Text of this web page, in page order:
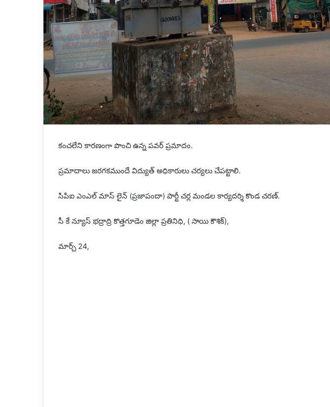
కంచలేని కారణంగా పొంచి ఉన్న పవర్ ప్రమాదం.
ప్రమాదాలు జరగకముందే విద్యుత్ అధికారులు చర్యలు చేపట్టాలి.
సిపిఐ ఎంఎల్ మాస్ లైన్ (ప్రజాపందా) పార్టీ చర్ల మండల కార్యదర్శి కొండ చరణ్.
సీ కే న్యూస్ భద్రాద్రి కొత్తగూడెం జిల్లా ప్రతినిధి, ( సాయి కౌశిక్),
మార్చ్ 24,